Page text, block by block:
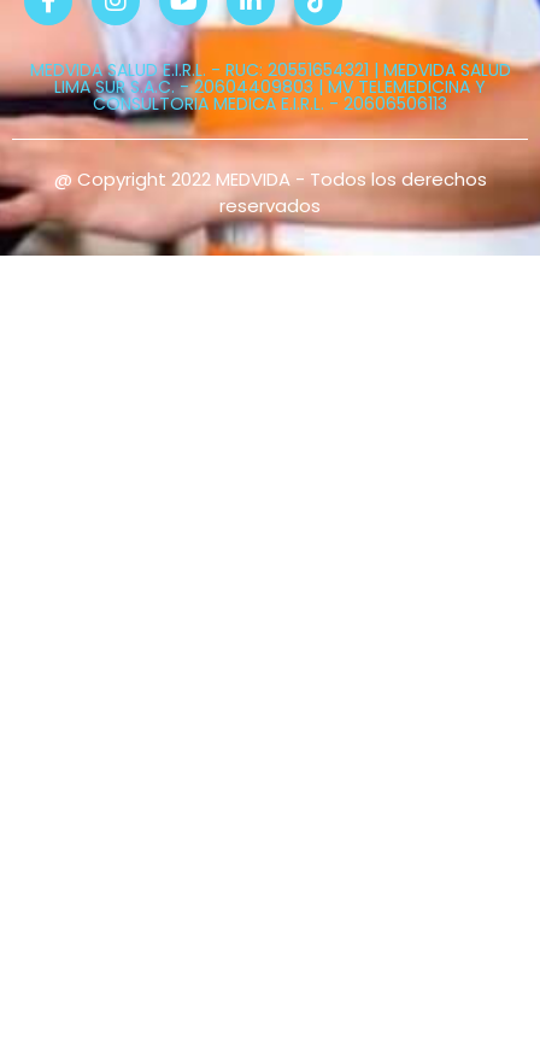
MEDVIDA SALUD E.I.R.L. - RUC: 20551654321 | MEDVIDA SALUD
LIMA SUR S.A.C. - 20604409803 | MV TELEMEDICINA Y
CONSULTORIA MEDICA E.I.R.L. - 20606506113
@ Copyright 2022 MEDVIDA - Todos los derechos
reservados